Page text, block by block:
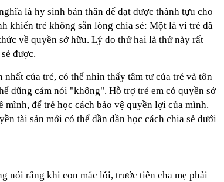
là hy sinh bản thân để đạt được thành tựu cho
khiến trẻ không sẵn lòng chia sẻ: Một là vì trẻ đã
về quyền sở hữu. Lý do thứ hai là thứ này rất
được.
của trẻ, có thể nhìn thấy tâm tư của trẻ và tôn
dũng cảm nói "không". Hỗ trợ trẻ em có quyền sở
để trẻ học cách bảo vệ quyền lợi của mình.
tài sản mới có thể dần dần học cách chia sẻ dưới
nói rằng khi con mắc lỗi, trước tiên cha mẹ phải